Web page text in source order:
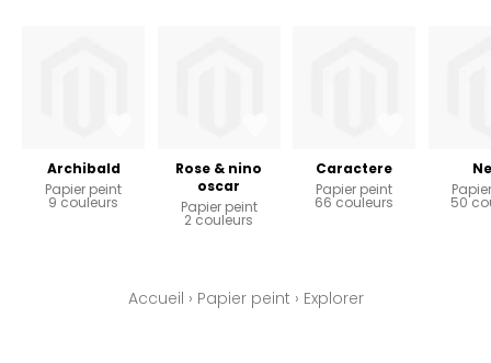
Archibald
Papier peint
9 couleurs
Rose & nino
oscar
Papier peint
2 couleurs
Caractere
Papier peint
66 couleurs 50
Accueil › Papier peint › Explorer